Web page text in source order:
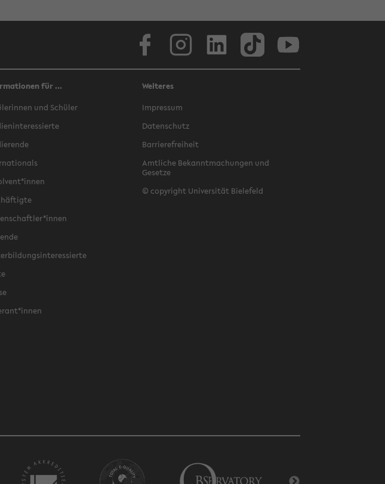
für ...
und Schüler
Weiteres
Impressum
Datenschutz
Barrierefreiheit
Amtliche Bekanntmachungen und
Gesetze
© copyright Universität Bielefeld